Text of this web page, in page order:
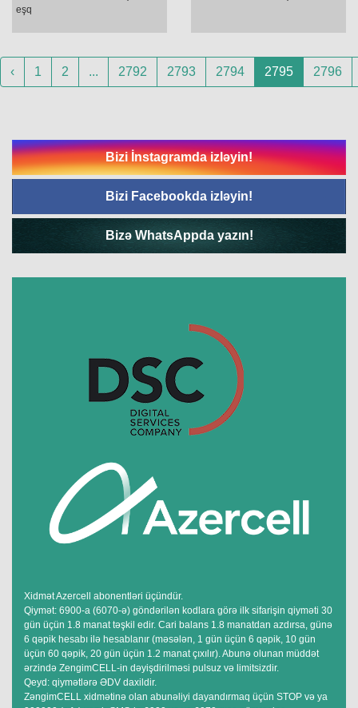
eşq
‹ 1 2 ... 2792 2793 2794 2795 2796
Bizi İnstagramda izləyin!
Bizi Facebookda izləyin!
Bizə WhatsAppda yazın!
Xidmət Azercell abonentləri üçündür.
Qiymət: 6900-a (6070-ə) göndərilən kodlara görə ilk sifarişin qiyməti 30
gün üçün 1.8 manat təşkil edir. Cari balans 1.8 manatdan azdırsa, günə
6 qəpik hesabı ilə hesablanır (məsələn, 1 gün üçün 6 qəpik, 10 gün
üçün 60 qəpik, 20 gün üçün 1.2 manat çıxılır). Abunə olunan müddət
ərzində ZengimCELL-in dəyişdirilməsi pulsuz və limitsizdir.
Qeyd: qiymətlərə ƏDV daxildir.
ZəngimCELL xidmətinə olan abunəliyi dayandırmaq üçün STOP və ya